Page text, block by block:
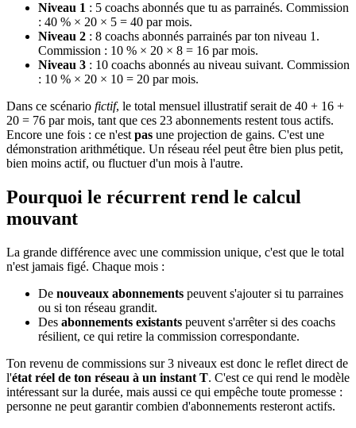
Niveau 1 : 5 coachs abonnés que tu as parrainés. Commission
: 40 % × 20 × 5 = 40 par mois.
Niveau 2 : 8 coachs abonnés parrainés par ton niveau 1.
Commission : 10 % × 20 × 8 = 16 par mois.
Niveau 3 : 10 coachs abonnés au niveau suivant. Commission
: 10 % × 20 × 10 = 20 par mois.
Dans ce scénario fictif, le total mensuel illustratif serait de 40 + 16 +
20 = 76 par mois, tant que ces 23 abonnements restent tous actifs.
Encore une fois : ce n'est pas une projection de gains. C'est une
démonstration arithmétique. Un réseau réel peut être bien plus petit,
bien moins actif, ou fluctuer d'un mois à l'autre.
Pourquoi le récurrent rend le calcul
mouvant
La grande différence avec une commission unique, c'est que le total
n'est jamais figé. Chaque mois :
De nouveaux abonnements peuvent s'ajouter si tu parraines
ou si ton réseau grandit.
Des abonnements existants peuvent s'arrêter si des coachs
résilient, ce qui retire la commission correspondante.
Ton revenu de commissions sur 3 niveaux est donc le reflet direct de
l'état réel de ton réseau à un instant T. C'est ce qui rend le modèle
intéressant sur la durée, mais aussi ce qui empêche toute promesse :
personne ne peut garantir combien d'abonnements resteront actifs.